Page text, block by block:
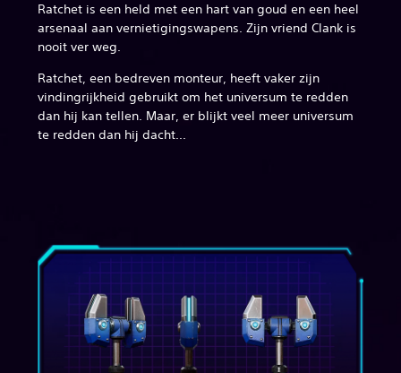
Ratchet is een held met een hart van goud en een heel
arsenaal aan vernietigingswapens. Zijn vriend Clank is
nooit ver weg.
Ratchet, een bedreven monteur, heeft vaker zijn
vindingrijkheid gebruikt om het universum te redden
dan hij kan tellen. Maar, er blijkt veel meer universum
te redden dan hij dacht...